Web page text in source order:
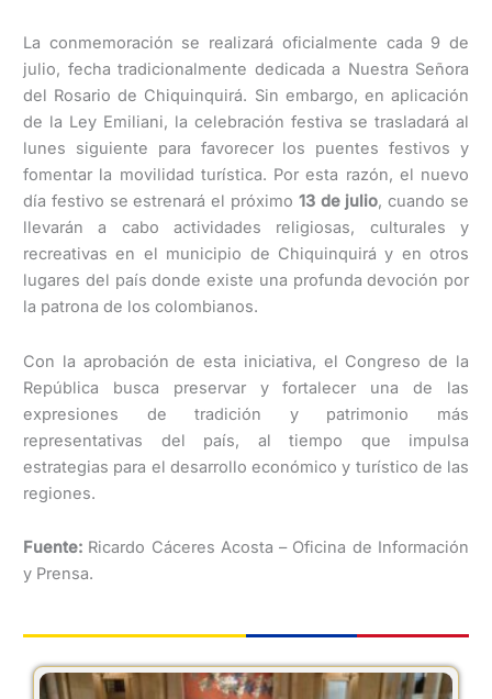
La conmemoración se realizará oficialmente cada 9 de
julio, fecha tradicionalmente dedicada a Nuestra Señora
del Rosario de Chiquinquirá. Sin embargo, en aplicación
de la Ley Emiliani, la celebración festiva se trasladará al
lunes siguiente para favorecer los puentes festivos y
fomentar la movilidad turística. Por esta razón, el nuevo
día festivo se estrenará el próximo 13 de julio, cuando se
llevarán a cabo actividades religiosas, culturales y
recreativas en el municipio de Chiquinquirá y en otros
lugares del país donde existe una profunda devoción por
la patrona de los colombianos.
Con la aprobación de esta iniciativa, el Congreso de la
República busca preservar y fortalecer una de las
expresiones de tradición y patrimonio más
representativas del país, al tiempo que impulsa
estrategias para el desarrollo económico y turístico de las
regiones.
Fuente: Ricardo Cáceres Acosta – Oficina de Información
y Prensa.